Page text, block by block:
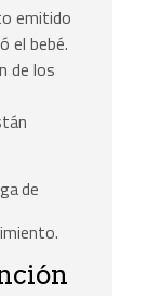
emitido
el bebé.
de los
de